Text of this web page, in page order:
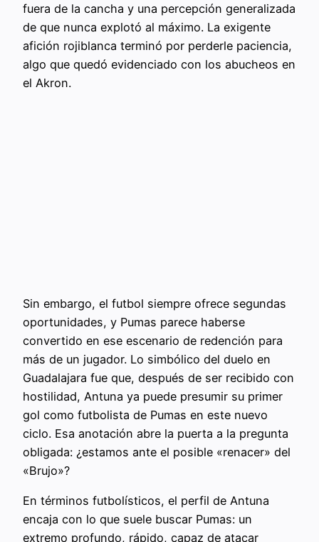
fuera de la cancha y una percepción generalizada
de que nunca explotó al máximo. La exigente
afición rojiblanca terminó por perderle paciencia,
algo que quedó evidenciado con los abucheos en
el Akron.
Sin embargo, el futbol siempre ofrece segundas
oportunidades, y Pumas parece haberse
convertido en ese escenario de redención para
más de un jugador. Lo simbólico del duelo en
Guadalajara fue que, después de ser recibido con
hostilidad, Antuna ya puede presumir su primer
gol como futbolista de Pumas en este nuevo
ciclo. Esa anotación abre la puerta a la pregunta
obligada: ¿estamos ante el posible «renacer» del
«Brujo»?
En términos futbolísticos, el perfil de Antuna
encaja con lo que suele buscar Pumas: un
extremo profundo, rápido, capaz de atacar